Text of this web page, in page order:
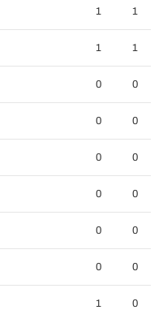
1 1
1 1
0 0
0 0
0 0
0 0
0 0
0 0
1 0